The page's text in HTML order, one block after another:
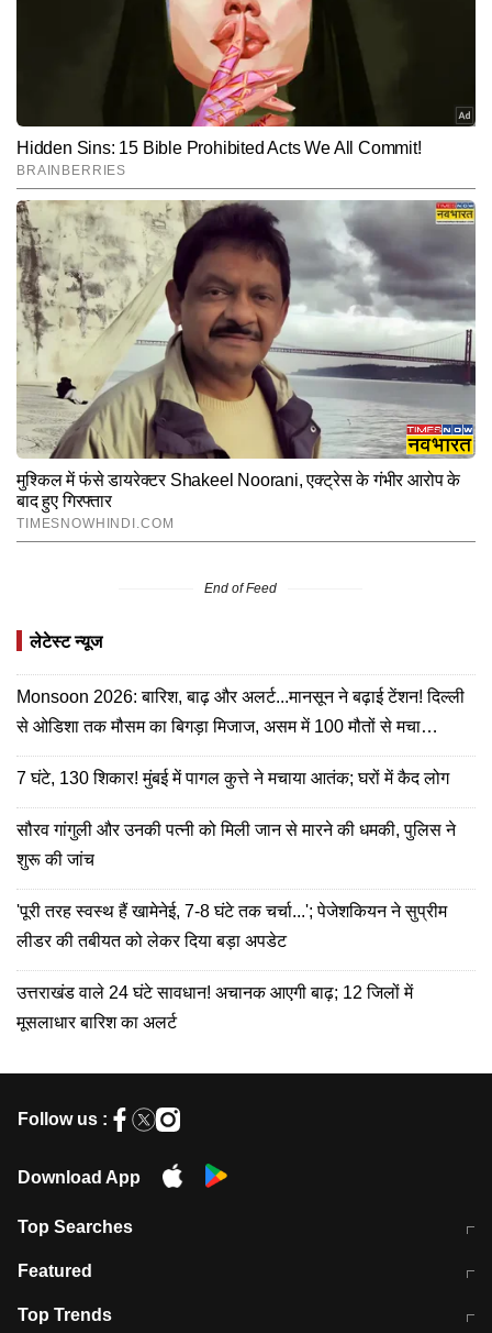
End of Feed
लेटेस्ट न्यूज
Monsoon 2026: बारिश, बाढ़ और अलर्ट...मानसून ने बढ़ाई टेंशन! दिल्ली
से ओडिशा तक मौसम का बिगड़ा मिजाज, असम में 100 मौतों से मचा
हाहाकार
7 घंटे, 130 शिकार! मुंबई में पागल कुत्ते ने मचाया आतंक; घरों में कैद लोग
सौरव गांगुली और उनकी पत्नी को मिली जान से मारने की धमकी, पुलिस ने
शुरू की जांच
'पूरी तरह स्वस्थ हैं खामेनेई, 7-8 घंटे तक चर्चा...'; पेजेशकियन ने सुप्रीम
लीडर की तबीयत को लेकर दिया बड़ा अपडेट
उत्तराखंड वाले 24 घंटे सावधान! अचानक आएगी बाढ़; 12 जिलों में
मूसलाधार बारिश का अलर्ट
Follow us :
Download App
Top Searches
मुंबई में लगे 'जेन जी' के पोस्टर, लिखा- 'मैं
Featured
10 अगस्त को विधानसभा का घेराव करेंगे
Top Trends